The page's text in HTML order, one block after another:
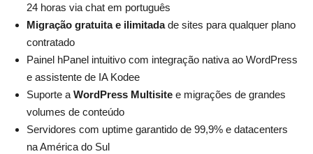
24 horas via chat em português
Migração gratuita e ilimitadade sites para qualquer plano
contratado
Painel hPanel intuitivo com integração nativa ao WordPress
e assistente de IA Kodee
Suporte a WordPress Multisitee migrações de grandes
volumes de conteúdo
Servidores com uptime garantido de 99,9% e datacenters
na América do Sul